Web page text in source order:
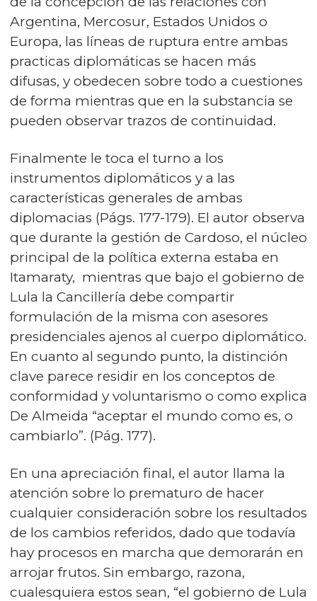
Argentina, Mercosur, Estados Unidos o
Europa, las líneas de ruptura entre ambas
practicas diplomáticas se hacen más
difusas, y obedecen sobre todo a cuestiones
de forma mientras que en la substancia se
pueden observar trazos de continuidad.
Finalmente le toca el turno a los
instrumentos diplomáticos y a las
características generales de ambas
diplomacias (Págs. 177-179). El autor observa
que durante la gestión de Cardoso, el núcleo
principal de la política externa estaba en
Itamaraty, mientras que bajo el gobierno de
Lula la Cancillería debe compartir
formulación de la misma con asesores
presidenciales ajenos al cuerpo diplomático.
En cuanto al segundo punto, la distinción
clave parece residir en los conceptos de
conformidad y voluntarismo o como explica
De Almeida “aceptar el mundo como es, o
cambiarlo”. (Pág. 177).
En una apreciación final, el autor llama la
atención sobre lo prematuro de hacer
cualquier consideración sobre los resultados
de los cambios referidos, dado que todavía
hay procesos en marcha que demorarán en
arrojar frutos. Sin embargo, razona,
cualesquiera estos sean, “el gobierno de Lula